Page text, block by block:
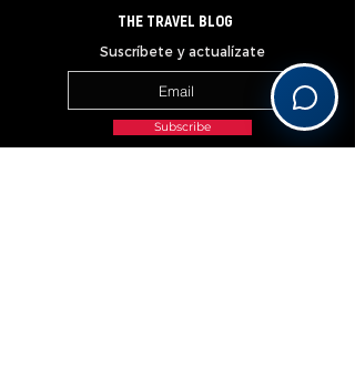
THE TRAVEL BLOG
Suscríbete y actualízate
Subscribe